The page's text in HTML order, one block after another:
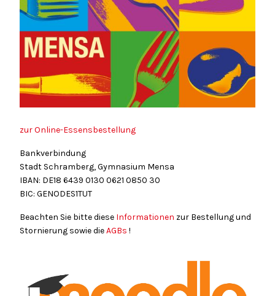
zur Online-Essensbestellung
Bankverbindung
Stadt Schramberg, Gymnasium Mensa
IBAN: DE18 6439 0130 0621 0850 30
BIC: GENODES1TUT
Beachten Sie bitte diese Informationen zur Bestellung und
Stornierung sowie dieAGBs !